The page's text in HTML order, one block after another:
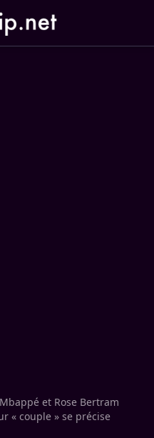
et Rose Bertram
« couple » se précise